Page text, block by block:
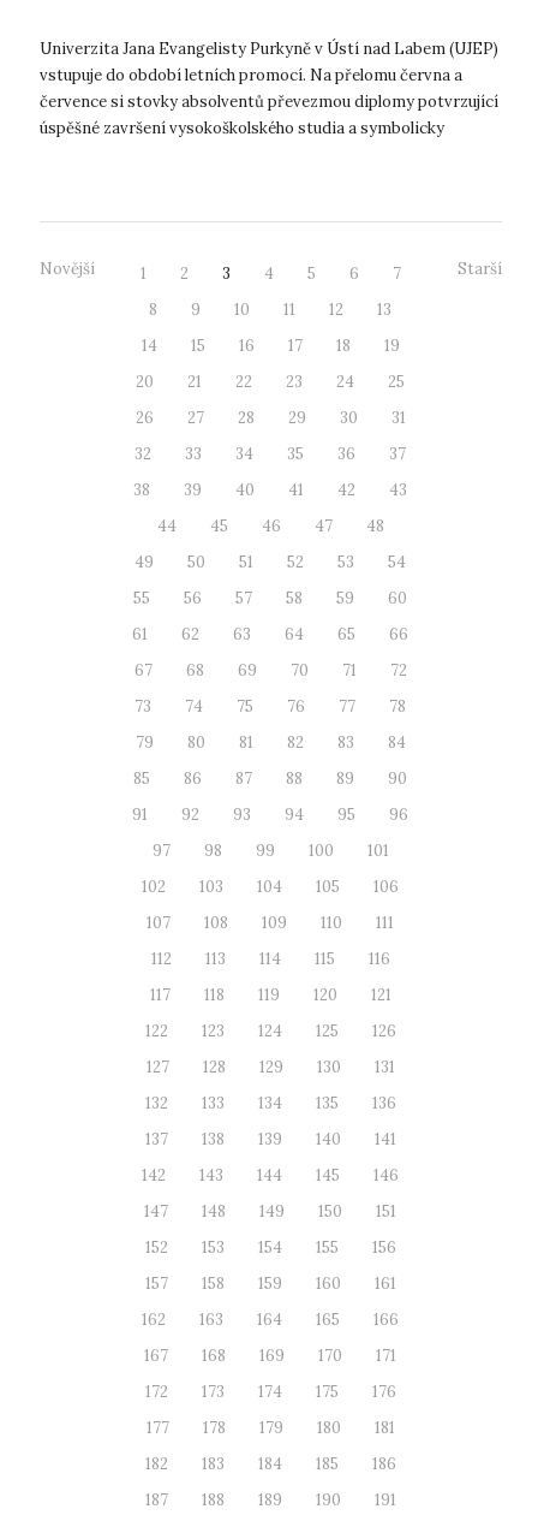
Univerzita Jana Evangelisty Purkyně v Ústí nad Labem (UJEP)
vstupuje do období letních promocí. Na přelomu června a
července si stovky absolventů převezmou diplomy potvrzující
úspěšné završení vysokoškolského studia a symbolicky
Novější 1 2 3 4 5 6
7
8
9 10 11 12
13
14
15 16 17 18
19
20
21 22 23 24
25
26
27 28 29 30
31
32
33 34 35 36
37
38
39 40 41 42
43
44
45 46 47
48
49
50 51 52 53
54
55
56 57 58 59
60
61
62 63 64 65
66
67
68 69 70 71
72
73
74 75 76 77
78
79
80 81 82 83
84
85
86 87 88 89
90
91
92 93 94 95
96
97
98 99 100
101
102
103 104 105
106
107
108 109 110
111
112
113 114 115
116
117
118 119 120
121
122
123 124 125
126
127
128 129 130
131
132
133 134 135
136
137
138 139 140
141
142
143 144 145
146
147
148 149 150
151
152
153 154 155
156
157
158 159 160
161
162
163 164 165
166
167
168 169 170
171
172
173 174 175
176
177
178 179 180
181
182
183 184 185
186
187
188 189 190
191
Starší